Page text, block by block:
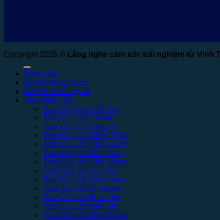
Copyright 2026 © Lắng nghe cảm xúc trải nghiệm từ Vinh
Trang chủ
Du lịch trong nước
Du lịch nước ngoài
Tour Miền Tây
Tour Du Lịch Cần Thơ
Tour Du Lịch Cà Mau
Tour Du Lịch Long An
Tour Du Lịch Đồng Tháp
Tour Du Lịch Hậu Giang
Tour Du Lịch Sóc Trăng
Tour Du Lịch Tiền Giang
Tour Du Lịch Trà Vinh
Tour Du Lịch Vĩnh Long
Tour Du Lịch An Giang
Tour Du Lịch Bạc Liêu
Tour Du Lịch Bến Tre
Tour Du Lịch Kiên Giang